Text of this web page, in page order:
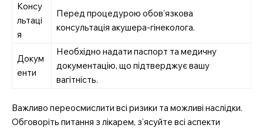
Консу
льтаці
я
Перед процедурою обов’язкова
консультація акушера-гінеколога.
Докум
енти
Необхідно надати паспорт та медичну
документацію, що підтверджує вашу
вагітність.
Важливо переосмислити всі ризики та можливі наслідки.
Обговоріть питання з лікарем, з’ясуйте всі аспекти